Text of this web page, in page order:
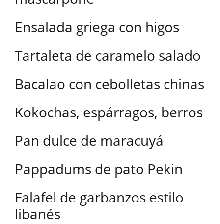
Ensalada griega con higos
Tartaleta de caramelo salado
Bacalao con cebolletas chinas
Kokochas, espárragos, berros
Pan dulce de maracuyá
Pappadums de pato Pekin
Falafel de garbanzos estilo
libanés